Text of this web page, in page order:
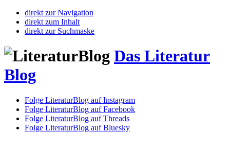
direkt zur Navigation
direkt zum Inhalt
direkt zur Suchmaske
Das Literatur
Blog
Folge LiteraturBlog auf Instagram
Folge LiteraturBlog auf Facebook
Folge LiteraturBlog auf Threads
Folge LiteraturBlog auf Bluesky